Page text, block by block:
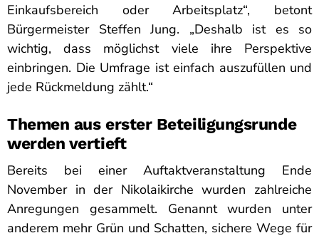
Einkaufsbereich oder Arbeitsplatz“, betont
Bürgermeister Steffen Jung. „Deshalb ist es so
wichtig, dass möglichst viele ihre Perspektive
einbringen. Die Umfrage ist einfach auszufüllen und
jede Rückmeldung zählt.“
Themen aus erster Beteiligungsrunde
werden vertieft
Bereits bei einer Auftaktveranstaltung Ende
November in der Nikolaikirche wurden zahlreiche
Anregungen gesammelt. Genannt wurden unter
anderem mehr Grün und Schatten, sichere Wege für